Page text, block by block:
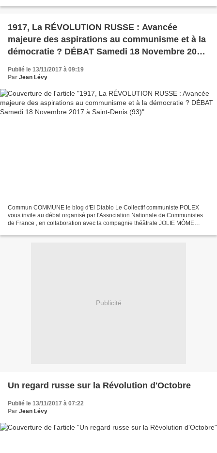
1917, La RÉVOLUTION RUSSE : Avancée
majeure des aspirations au communisme et à la
démocratie ? DÉBAT Samedi 18 Novembre 2017
à Saint-Denis (93)
Publié le 13/11/2017 à 09:19
Par Jean Lévy
Commun COMMUNE le blog d'El Diablo Le Collectif communiste POLEX
vous invite au débat organisé par l'Association Nationale de Communistes
de France , en collaboration avec la compagnie théâtrale JOLIE MÔME
Publicité
Un regard russe sur la Révolution d'Octobre
Publié le 13/11/2017 à 07:22
Par Jean Lévy